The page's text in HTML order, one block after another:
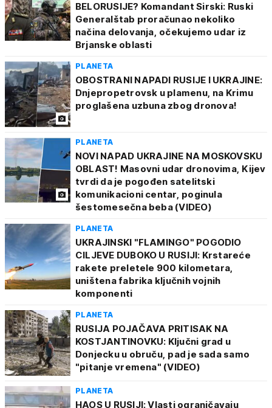
BELORUSIJE? Komandant Sirski: Ruski
Generalštab proračunao nekoliko
načina delovanja, očekujemo udar iz
Brjanske oblasti
PLANETA
OBOSTRANI NAPADI RUSIJE I UKRAJINE:
Dnjepropetrovsk u plamenu, na Krimu
proglašena uzbuna zbog dronova!
PLANETA
NOVI NAPAD UKRAJINE NA MOSKOVSKU
OBLAST! Masovni udar dronovima, Kijev
tvrdi da je pogođen satelitski
komunikacioni centar, poginula
šestomesečna beba (VIDEO)
PLANETA
UKRAJINSKI "FLAMINGO" POGODIO
CILJEVE DUBOKO U RUSIJI: Krstareće
rakete preletele 900 kilometara,
uništena fabrika ključnih vojnih
komponenti
PLANETA
RUSIJA POJAČAVA PRITISAK NA
KOSTJANTINOVKU: Ključni grad u
Donjecku u obruču, pad je sada samo
"pitanje vremena" (VIDEO)
PLANETA
HAOS U RUSIJI: Vlasti ograničavaju